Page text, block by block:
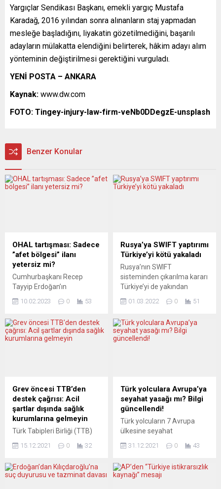
Yargıçlar Sendikası Başkanı, emekli yargıç Mustafa
Karadağ, 2016 yılından sonra alınanların staj yapmadan
mesleğe başladığını, liyakatin gözetilmediğini, başarılı
adayların mülakatta elendiğini belirterek, hâkim adayı alım
yönteminin değiştirilmesi gerektiğini vurguladı.
YENİ POSTA – ANKARA
Kaynak: www.dw.com
FOTO: Tingey-injury-law-firm-veNb0DDegzE-unsplash
Benzer Konular
OHAL tartışması: Sadece
”afet bölgesi” ilanı
yetersiz mi?
Cumhurbaşkanı Recep
Tayyip Erdoğan’ın
ilde 3 ay süreyle aldığı
kararı Meclis’ten geçti.
Muhalefet, OHAL’e ilişkin
ettiği 3 aylık Olağanüstü
Hâl’i(OHAL) kabul etti. İYİ
Parti Grup Başkanvekili
Müsavat Dervişoğlu,
kanunlarda olmayan
OHAL’de...
10.02.2023 0 53
Rusya’ya SWIFT yaptırımı
Türkiye’yi kötü yakaladı
Rusya’nın SWIFT
sisteminden çıkarılma kararı
Türkiye’yi de yakından
şimdiden alternatif pazar
turizmciler ödemeleri nasıl
alacaklarını bilmediklerini
ardı ardına yaptırım
açıklamaları geldi. Ancak bu
yaptırımların arasında en
etkili konu başlıklarından biri
Rusya’nın SWIFT
sisteminden çıkartılma
kararı oldu. Society...
01.03.2022 0 51
Grev öncesi TTB’den
destek çağrısı: Acil
şartlar dışında sağlık
kurumlarına gelmeyin
Türk Tabipleri Birliği (TTB)
çarşamba günü yapılacak
şartlar dışında sağlık
kurumlarına başvurmayarak
15.12.2021 0 32
Türk yolculara Avrupa’ya
seyahat yasağı mı? Bilgi
güncellendi!
Türk yolcuların 7 Avrupa
ülkesine seyahat
bilgi geri çekildi ve böyle bir
olmadığı bildirildi. Sivil
Havacılık Genel Müdürlüğü
31.12.2021 0 43